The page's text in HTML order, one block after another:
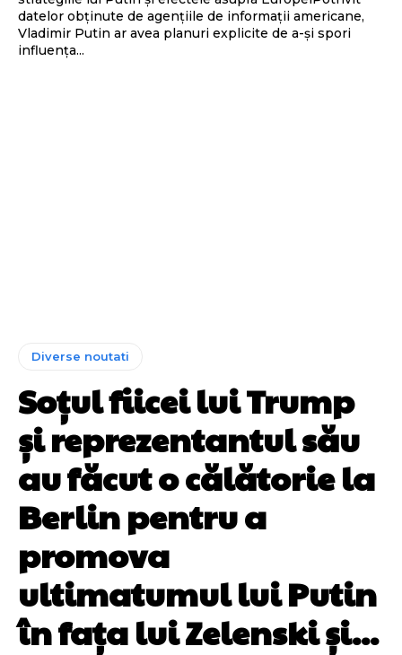
datelor obținute de agențiile de informații americane,
Vladimir Putin ar avea planuri explicite de a-și spori
influența...
Diverse noutati
Soțul fiicei lui Trump
și reprezentantul său
au făcut o călătorie la
Berlin pentru a
promova
ultimatumul lui Putin
în fața lui Zelenski și...